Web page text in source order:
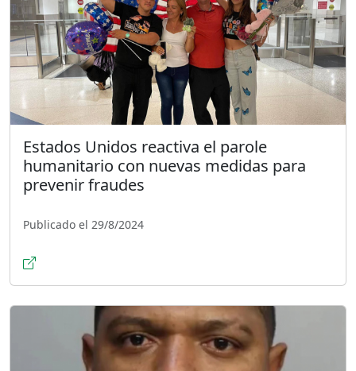
Estados Unidos reactiva el parole
humanitario con nuevas medidas para
prevenir fraudes
Publicado el 29/8/2024